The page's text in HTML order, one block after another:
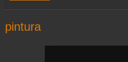
pintura